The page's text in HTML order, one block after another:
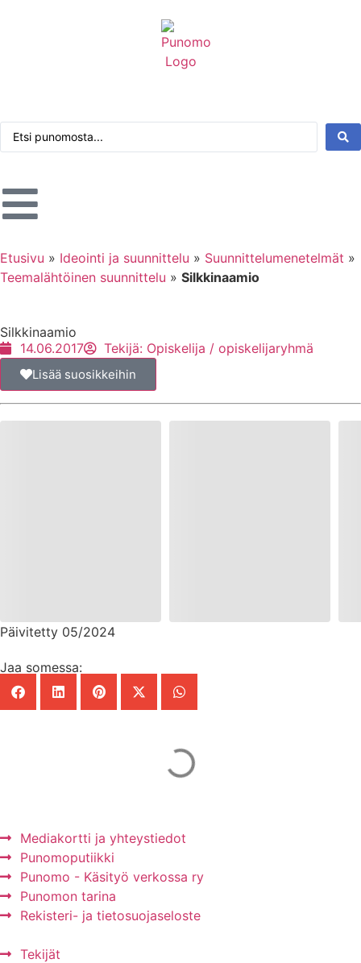
Etusivu » Ideointi ja suunnittelu » Suunnittelumenetelmät »
Teemalähtöinen suunnittelu » Silkkinaamio
Silkkinaamio
14.06.2017
Tekijä: Opiskelija / opiskelijaryhmä
Lisää suosikkeihin
Päivitetty 05/2024
Jaa somessa:
Mediakortti ja yhteystiedot
Punomoputiikki
Punomo - Käsityö verkossa ry
Punomon tarina
Rekisteri- ja tietosuojaseloste
Tekijät